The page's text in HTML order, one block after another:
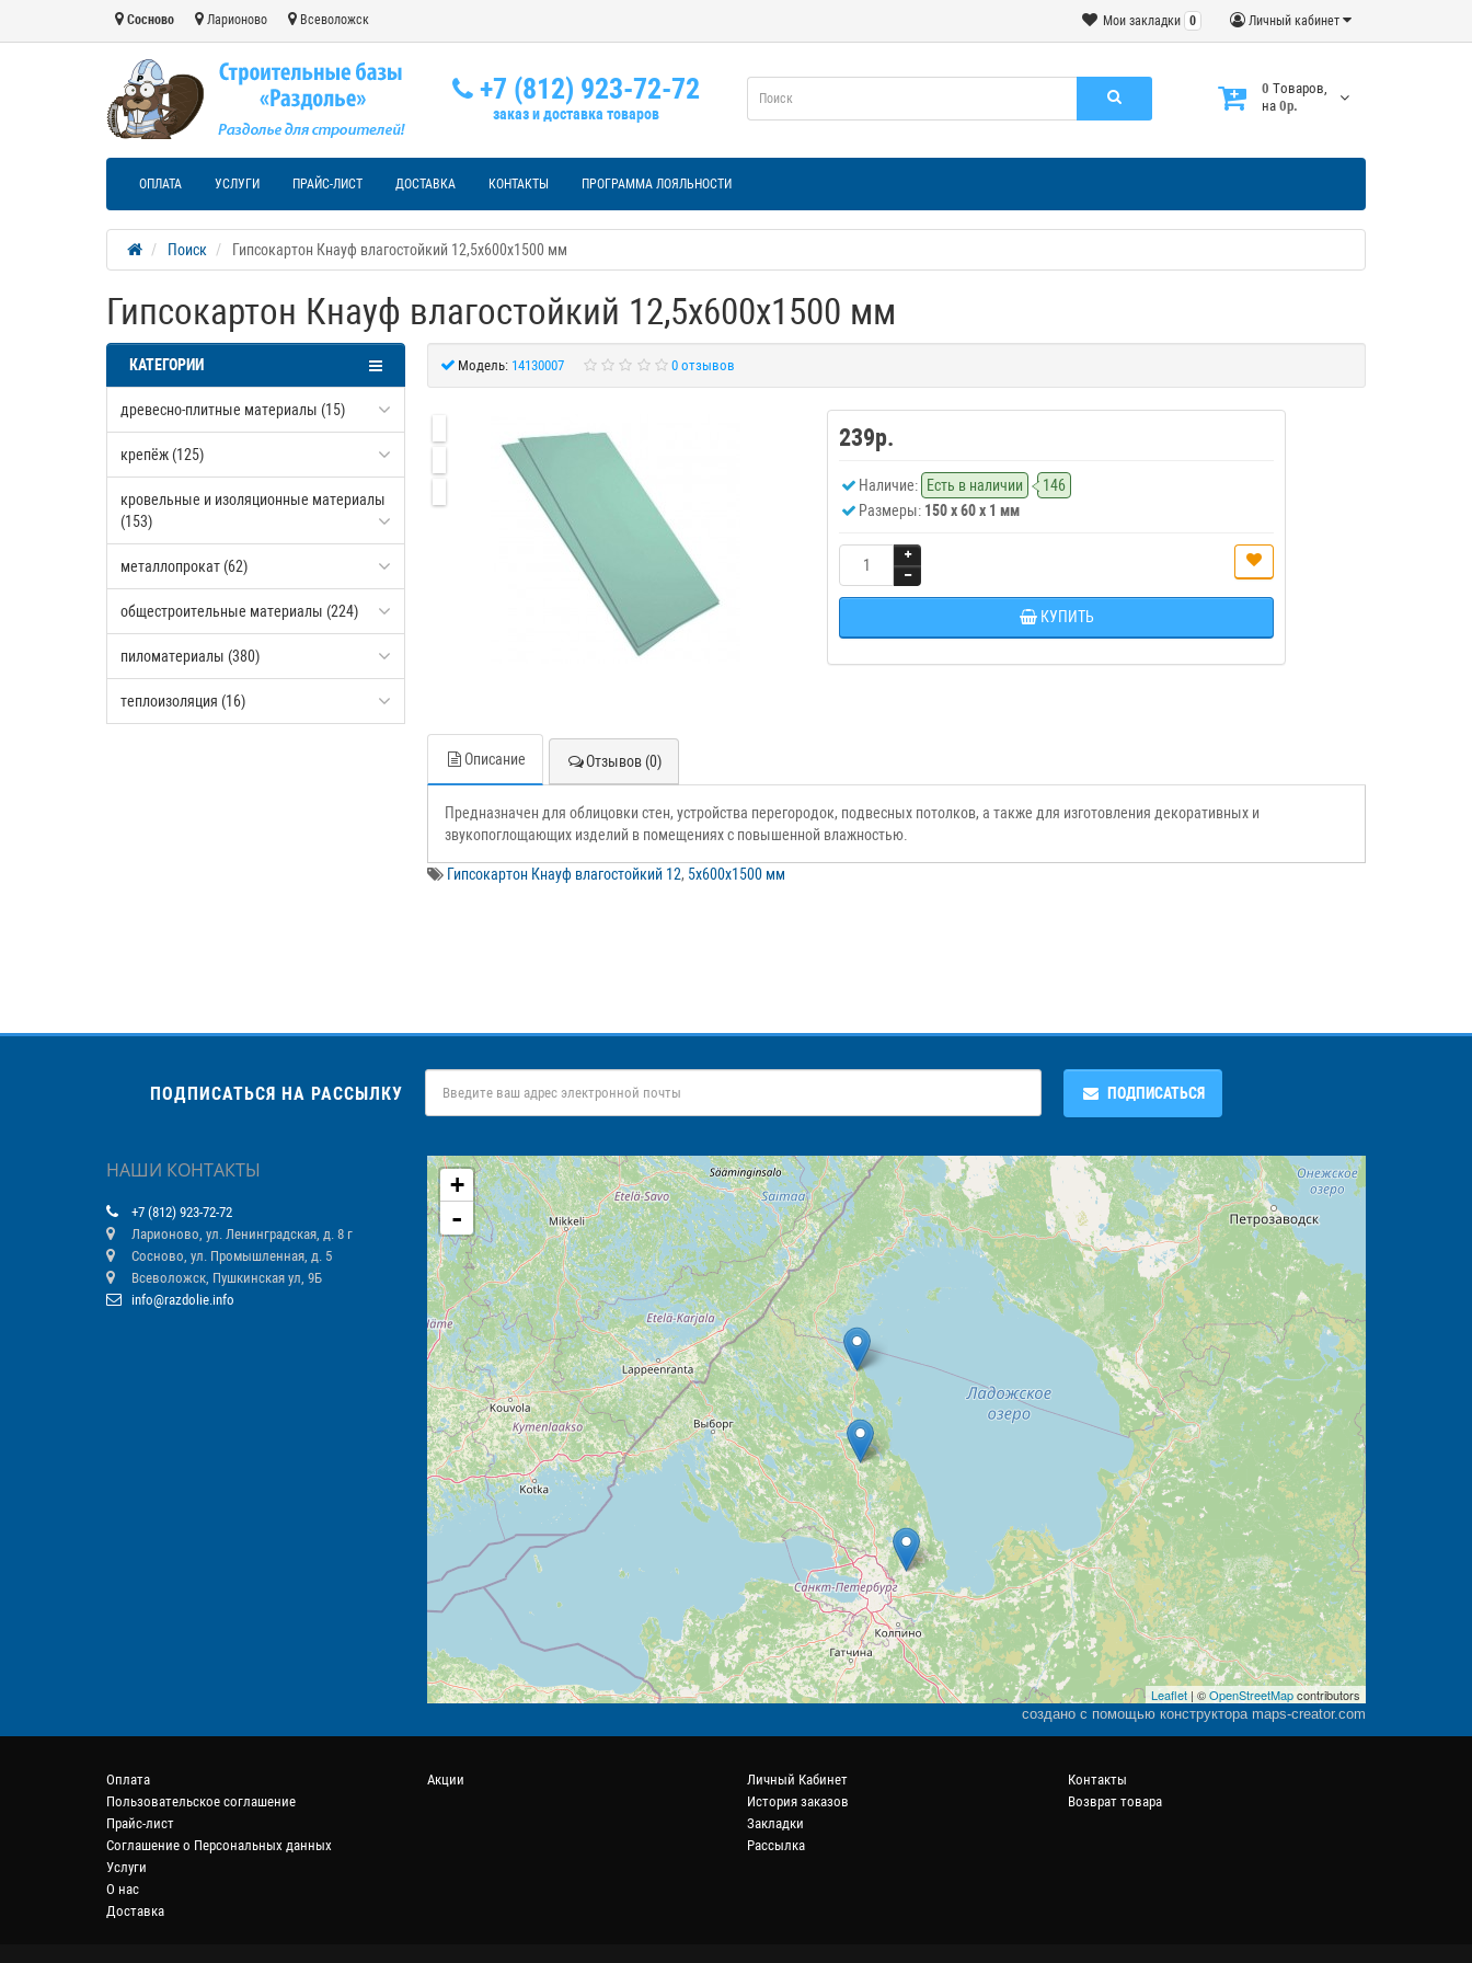
Сосново Ларионово Всеволожск Личный кабинет
Мои закладки 0
+7 (812) 923-72-72
заказ и доставка товаров
0 Tоваров,
на 0р.
ОПЛАТА УСЛУГИ ПРАЙС-ЛИСТ ДОСТАВКА КОНТАКТЫ ПРОГРАММА ЛОЯЛЬНОСТИ
Поиск Гипсокартон Кнауф влагостойкий 12,5х600х1500 мм
Гипсокартон Кнауф влагостойкий 12,5х600х1500 мм
КАТЕГОРИИ
древесно-плитные материалы (15)
крепёж (125)
кровельные и изоляционные материалы
(153)
металлопрокат (62)
общестроительные материалы (224)
пиломатериалы (380)
теплоизоляция (16)
Модель: 14130007 0 отзывов
239р.
Наличие: Есть в наличии
146
Размеры: 150 x 60 x 1 мм
КУПИТЬ
Описание Отзывов (0)
Предназначен для облицовки стен, устройства перегородок, подвесных потолков, а также для изготовления декоративных и
звукопоглощающих изделий в помещениях с повышенной влажностью.
Гипсокартон Кнауф влагостойкий 12, 5х600х1500 мм
ПОДПИСАТЬСЯ НА РАССЫЛКУ ПОДПИСАТЬСЯ
НАШИ КОНТАКТЫ
+7 (812) 923-72-72
Ларионово, ул. Ленинградская, д. 8 г
Сосново, ул. Промышленная, д. 5
Всеволожск, Пушкинская ул, 9Б
info@razdolie.info
+
-
Leaflet | ©OpenStreetMapcontributors
создано с помощью конструктора maps-creator.com
Оплата
Пользовательское соглашение
Прайс-лист
Соглашение о Персональных данных
Услуги
О нас
Доставка
Акции
Личный Кабинет
История заказов
Закладки
Рассылка
Контакты
Возврат товара